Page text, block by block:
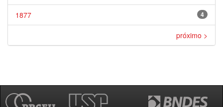
4
1877
próximo >